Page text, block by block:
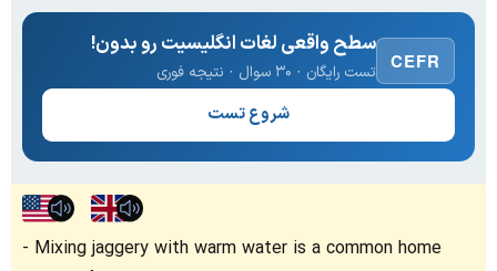
CEFR
سطح واقعی لغات انگلیسیت رو بدون!
تست رایگان · ۳۰ سوال · نتیجه فوری
شروع تست
Mixing jaggery with warm water is a common home